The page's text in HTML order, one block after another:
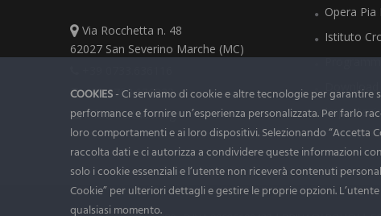
Via Rocchetta n. 48
62027 San Severino Marche (MC)
+39 0733.636832
info@berta80.org
Opera Pia
Istituto
Download
COOKIES- Ci serviamo di cookie e altre tecnologie per garantire
performance e fornire un’esperienza personalizzata. Per farlo
loro comportamenti e ai loro dispositivi. Selezionando “Accetta
raccolta dati e ci autorizza a condividere queste informazioni
solo i cookie essenziali e l’utente non riceverà contenuti
Cookie” per ulteriori dettagli e gestire le proprie opzioni.
qualsiasi momento.